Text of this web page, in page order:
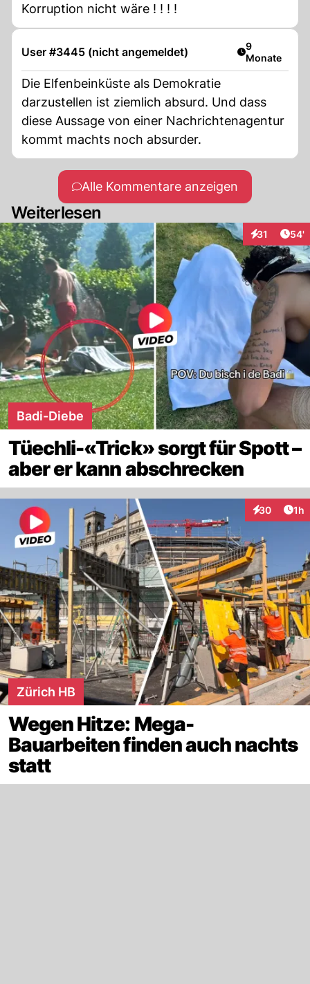
Korruption nicht wäre ! ! ! !
User #3445 (nicht angemeldet) Artikel
9
Monate
Die Elfenbeinküste als Demokratie
darzustellen ist ziemlich absurd. Und dass
diese Aussage von einer Nachrichtenagentur
kommt machts noch absurder.
Alle Kommentare anzeigen
Weiterlesen
31
Interaktionen
54'
Badi-Diebe
Tüechli-«Trick» sorgt für Spott –
aber er kann abschrecken
30
Interaktionen
1h
Zürich HB
Wegen Hitze: Mega-
Bauarbeiten finden auch nachts
statt